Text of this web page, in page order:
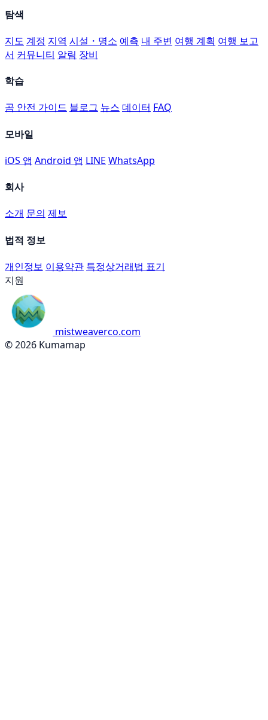
탐색
지도 계정 지역 시설・명소 예측 내 주변 여행 계획 여행 보고
서 커뮤니티 알림 장비
학습
곰 안전 가이드 블로그 뉴스 데이터 FAQ
모바일
iOS 앱 Android 앱 LINE WhatsApp
회사
소개 문의 제보
법적 정보
개인정보 이용약관 특정상거래법 표기
지원
mistweaverco.com
© 2026 Kumamap